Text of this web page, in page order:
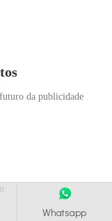
da publicidade
Whatsapp